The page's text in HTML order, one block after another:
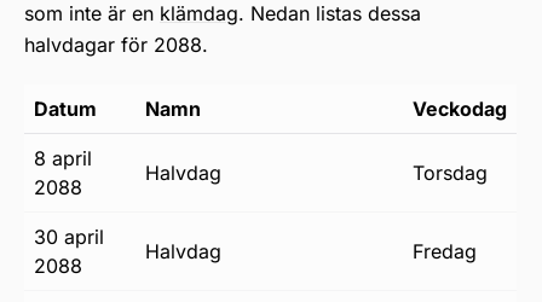
som inte är en klämdag. Nedan listas dessa
halvdagar för 2088.
Datum Namn Veckodag
8 april
2088
halvdag torsdag
30 april
2088
halvdag fredag